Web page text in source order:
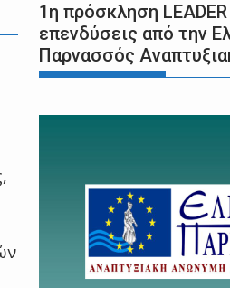
1η πρόσκληση LEADER
επενδύσεις από την
Παρνασσός